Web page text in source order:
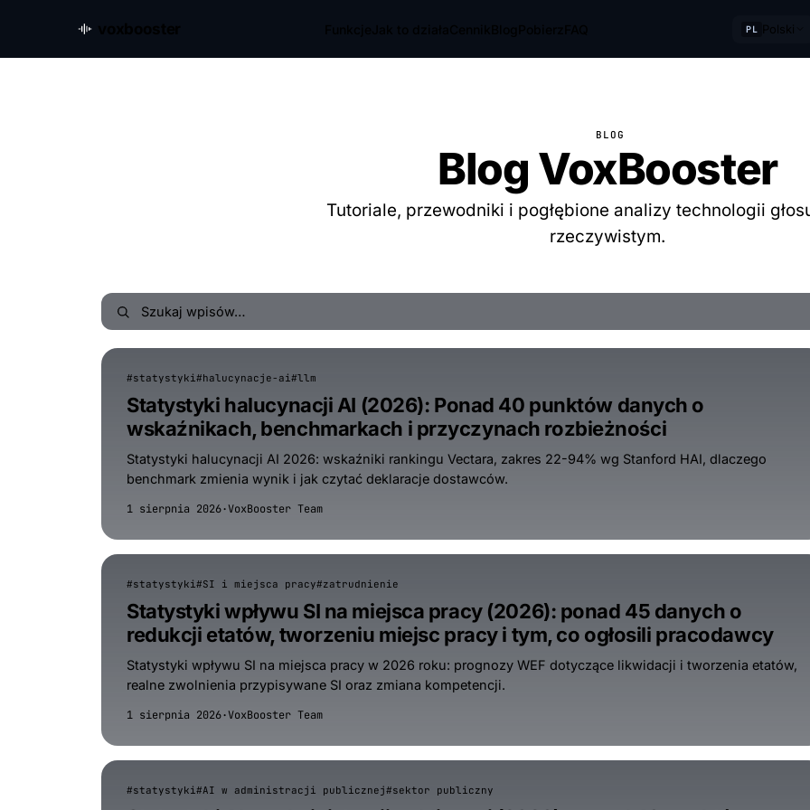
PL Polski
BLOG
Blog VoxBooster
Tutoriale, przewodniki i pogłębione analizy technologii
rzeczywistym.
#statystyki#halucynacje-ai#llm
Statystyki halucynacji AI (2026): Ponad 40 punktów danych o
wskaźnikach, benchmarkach i przyczynach rozbieżności
Statystyki halucynacji AI 2026: wskaźniki rankingu Vectara, zakres 22-94% wg Stanford HAI, dlaczego
benchmark zmienia wynik i jak czytać deklaracje dostawców.
1 sierpnia 2026·VoxBooster Team
#statystyki#SI i miejsca pracy#zatrudnienie
Statystyki wpływu SI na miejsca pracy (2026): ponad 45 danych o
redukcji etatów, tworzeniu miejsc pracy i tym, co ogłosili pracodawcy
Statystyki wpływu SI na miejsca pracy w 2026 roku: prognozy WEF dotyczące likwidacji i tworzenia etatów,
realne zwolnienia przypisywane SI oraz zmiana kompetencji.
1 sierpnia 2026·VoxBooster Team
#statystyki#AI w administracji publicznej#sektor publiczny